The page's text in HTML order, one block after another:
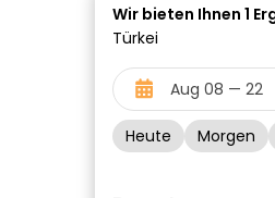
Wir bieten Ihnen 1
Türkei
Heute Morgen